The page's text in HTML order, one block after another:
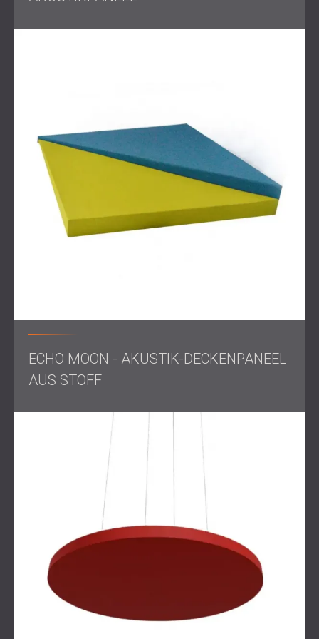
Akustik der Gemeinschaftsräume des Büros effektiv
Lösung
Um dieser Herausforderung zu begegnen, haben wir
verschiedene akustische Lösungen eingesetzt.
Zunächst installierten wir Echo Moon-Schalldämpfer, um
den Schall in allen offenen Bereichen zu regulieren. An
mit Rillen, lackiert in einer vom Kunden gewünschten RAL-
Farbe, sorgen für zusätzliche Schalldämmung und
optische Attraktivität.
Unser Team hat alle Designs vor Produktionsbeginn auf
ihre Wirksamkeit getestet, um die bestmögliche
Verwendete Produkte
Echo Moon Baffles: Wirksam zur Reduzierung des
Nachhalls in offenen Räumen.
Benutzerdefinierte GLL-Paneele: 3D-förmige Paneele
für die Wandmontage.
Benutzerdefinierte
mit Rillen, lackiert in benutzerdefinierten RAL-Farben,
die vom Kunden angegeben werden.
Ergebnis
ECHO MOON - AKUSTIK-DECKENPANEEL
AUS STOFF